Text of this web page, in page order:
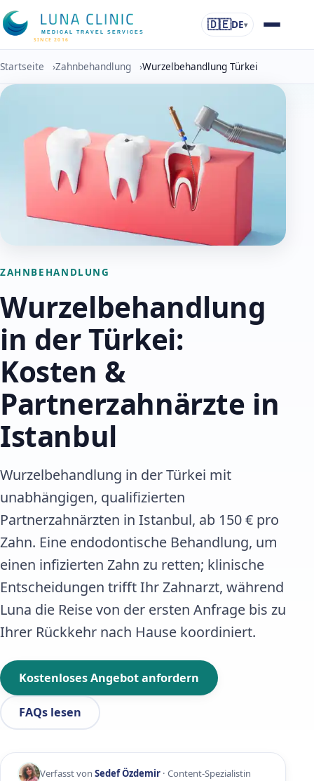
MEDICAL TRAVEL SERVICES
SINCE 2016
🇩🇪DE▾
Startseite ›Zahnbehandlung ›Wurzelbehandlung Türkei
ZAHNBEHANDLUNG
Wurzelbehandlung
in der Türkei:
Kosten &
Partnerzahnärzte in
Istanbul
Wurzelbehandlung in der Türkei mit
unabhängigen, qualifizierten
Partnerzahnärzten in Istanbul, ab 150 € pro
Zahn. Eine endodontische Behandlung, um
einen infizierten Zahn zu retten; klinische
Entscheidungen trifft Ihr Zahnarzt, während
Luna die Reise von der ersten Anfrage bis zu
Ihrer Rückkehr nach Hause koordiniert.
Kostenloses Angebot anfordern
FAQs lesen
Verfasst von Sedef Özdemir· Content-Spezialistin